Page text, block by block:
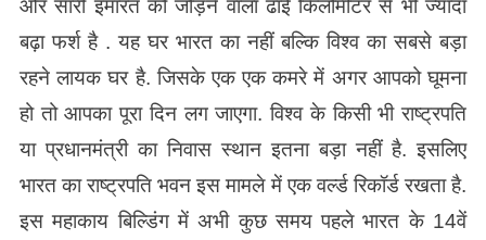
और सारी इमारत को जोड़ने वाला ढाई किलोमीटर से भी ज्यादा
बढ़ा फर्श है . यह घर भारत का नहीं बल्कि विश्व का सबसे बड़ा
रहने लायक घर है. जिसके एक एक कमरे में अगर आपको घूमना
हो तो आपका पूरा दिन लग जाएगा. विश्व के किसी भी राष्ट्रपति
या प्रधानमंत्री का निवास स्थान इतना बड़ा नहीं है. इसलिए
भारत का राष्ट्रपति भवन इस मामले में एक वर्ल्ड रिकॉर्ड रखता है.
इस महाकाय बिल्डिंग में अभी कुछ समय पहले भारत के 14वें